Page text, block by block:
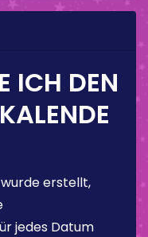
ICH DEN
erstellt,
jedes Datum